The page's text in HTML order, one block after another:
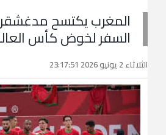
المغرب يكتسح مدغشقر
السفر لخوض كأس
الثلاثاء 2 يونيو 2026 23:17:51